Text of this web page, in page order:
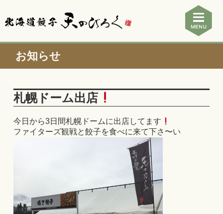
お知らせ
札幌ドーム出店
今日から3日間札幌ドームに出店してます
ファイターズ観戦と餃子を食べに来て下さ〜い